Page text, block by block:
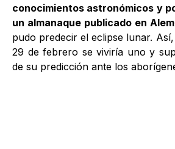
conocimientos astronómicos y
un almanaque publicado en
pudo predecir el eclipse lunar.
29 de febrero se viviría uno y
de su predicción ante los